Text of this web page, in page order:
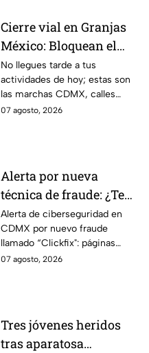
Cierre vial en Granjas
México: Bloquean el
paso en Canela y Añil
por protesta
No llegues tarde a tus
actividades de hoy; estas son
las marchas CDMX, calles
cerradas y bloqueos que
07 agosto, 2026
Alerta por nueva
técnica de fraude: ¿Te
piden copiar códigos
extraños en la PC?
Cuidado, podrías ser
víctima del peligroso
Alerta de ciberseguridad en
CDMX por nuevo fraude
llamado “Clickfix": páginas
falsas que engañan para
07 agosto, 2026
Tres jóvenes heridos
tras aparatosa